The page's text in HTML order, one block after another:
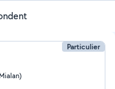
Particulier